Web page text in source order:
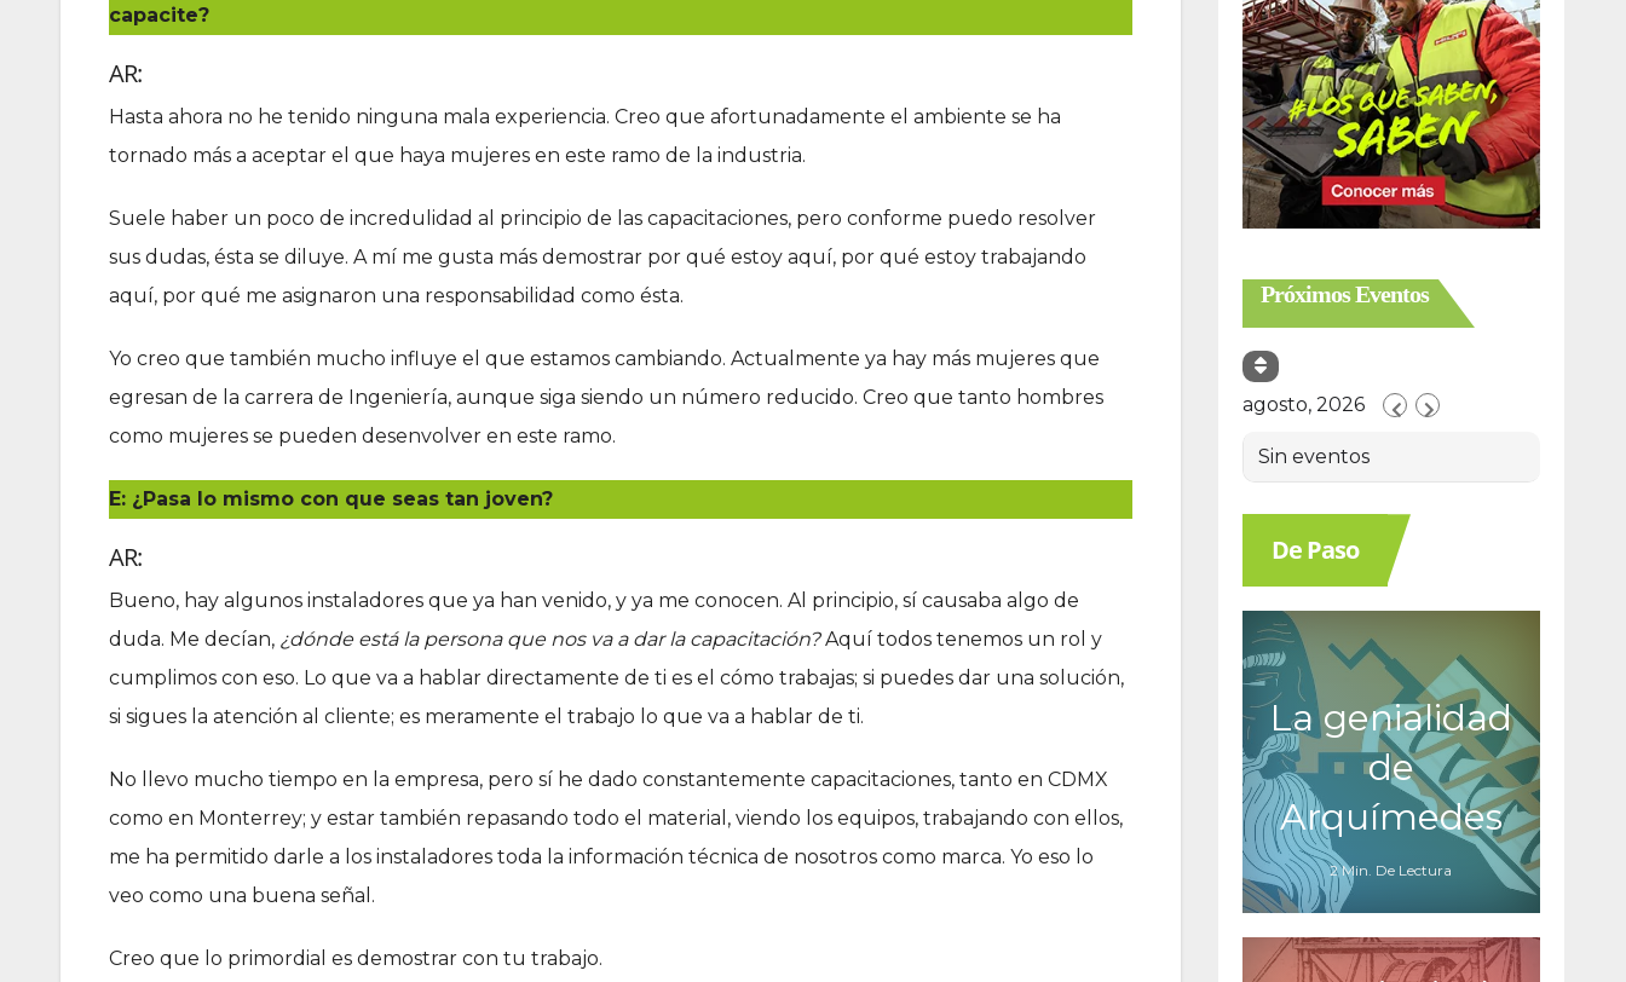
capacite?
AR:
Hasta ahora no he tenido ninguna mala experiencia. Creo que afortunadamente el ambiente se ha
tornado más a aceptar el que haya mujeres en este ramo de la industria.
Suele haber un poco de incredulidad al principio de las capacitaciones, pero conforme puedo resolver
sus dudas, ésta se diluye. A mí me gusta más demostrar por qué estoy aquí, por qué estoy trabajando
aquí, por qué me asignaron una responsabilidad como ésta.
Yo creo que también mucho influye el que estamos cambiando. Actualmente ya hay más mujeres que
egresan de la carrera de Ingeniería, aunque siga siendo un número reducido. Creo que tanto hombres
como mujeres se pueden desenvolver en este ramo.
E: ¿Pasa lo mismo con que seas tan joven?
AR:
Bueno, hay algunos instaladores que ya han venido, y ya me conocen. Al principio, sí causaba algo de
duda. Me decían, ¿dónde está la persona que nos va a dar la capacitación?Aquí todos tenemos un rol y
cumplimos con eso. Lo que va a hablar directamente de ti es el cómo trabajas; si puedes dar una solución,
si sigues la atención al cliente; es meramente el trabajo lo que va a hablar de ti.
No llevo mucho tiempo en la empresa, pero sí he dado constantemente capacitaciones, tanto en CDMX
como en Monterrey; y estar también repasando todo el material, viendo los equipos, trabajando con ellos,
me ha permitido darle a los instaladores toda la información técnica de nosotros como marca. Yo eso lo
veo como una buena señal.
Creo que lo primordial es demostrar con tu trabajo.
Próximos Eventos
agosto, 2026
Sin eventos
De Paso
La genialidad
de
Arquímedes
2 Min. De Lectura